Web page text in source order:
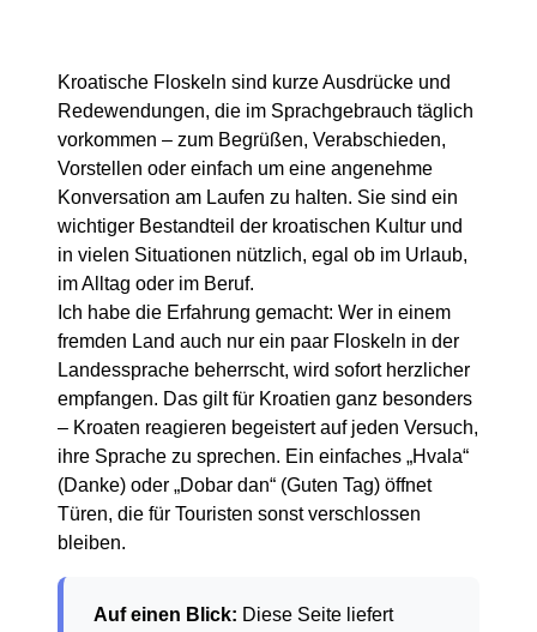
Kroatische Floskeln sind kurze Ausdrücke und
Redewendungen, die im Sprachgebrauch täglich
vorkommen – zum Begrüßen, Verabschieden,
Vorstellen oder einfach um eine angenehme
Konversation am Laufen zu halten. Sie sind ein
wichtiger Bestandteil der kroatischen Kultur und
in vielen Situationen nützlich, egal ob im Urlaub,
im Alltag oder im Beruf.
Ich habe die Erfahrung gemacht: Wer in einem
fremden Land auch nur ein paar Floskeln in der
Landessprache beherrscht, wird sofort herzlicher
empfangen. Das gilt für Kroatien ganz besonders
– Kroaten reagieren begeistert auf jeden Versuch,
ihre Sprache zu sprechen. Ein einfaches „Hvala“
(Danke) oder „Dobar dan“ (Guten Tag) öffnet
Türen, die für Touristen sonst verschlossen
bleiben.
Auf einen Blick: Diese Seite liefert